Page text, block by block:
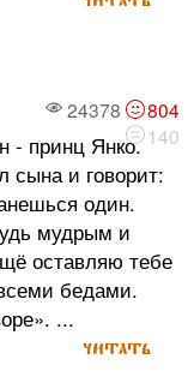
24378
804
140
- принц Янко.
сына и говорит:
один.
мудрым и
оставляю тебе
бедами.
...
читать